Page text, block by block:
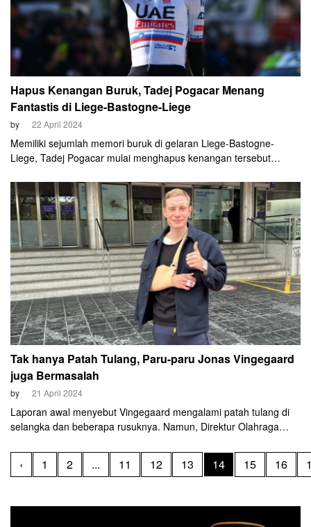
Hapus Kenangan Buruk, Tadej Pogacar Menang
Fantastis di Liege-Bastogne-Liege
by 22 April 2024
Memiliki sejumlah memori buruk di gelaran Liege-Bastogne-
Liege, Tadej Pogacar mulai menghapus kenangan tersebut
pada jarak 35km sebelum finis dan keluar sebagai juara.
Tak hanya Patah Tulang, Paru-paru Jonas Vingegaard
juga Bermasalah
by 21 April 2024
Laporan awal menyebut Vingegaard mengalami patah tulang di
selangka dan beberapa rusuknya. Namun, Direktur Olahraga
Vingegaard lebih serius karena paru-parunya mengalami luka.
‹ 1 2 ... 11 12 13 14 15 16